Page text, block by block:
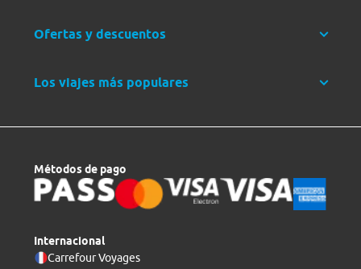
Ofertas y descuentos
Los viajes más populares
Métodos de pago
Internacional
Carrefour Voyages